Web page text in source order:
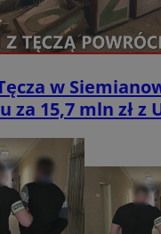
w
za 15,7 mln zł z